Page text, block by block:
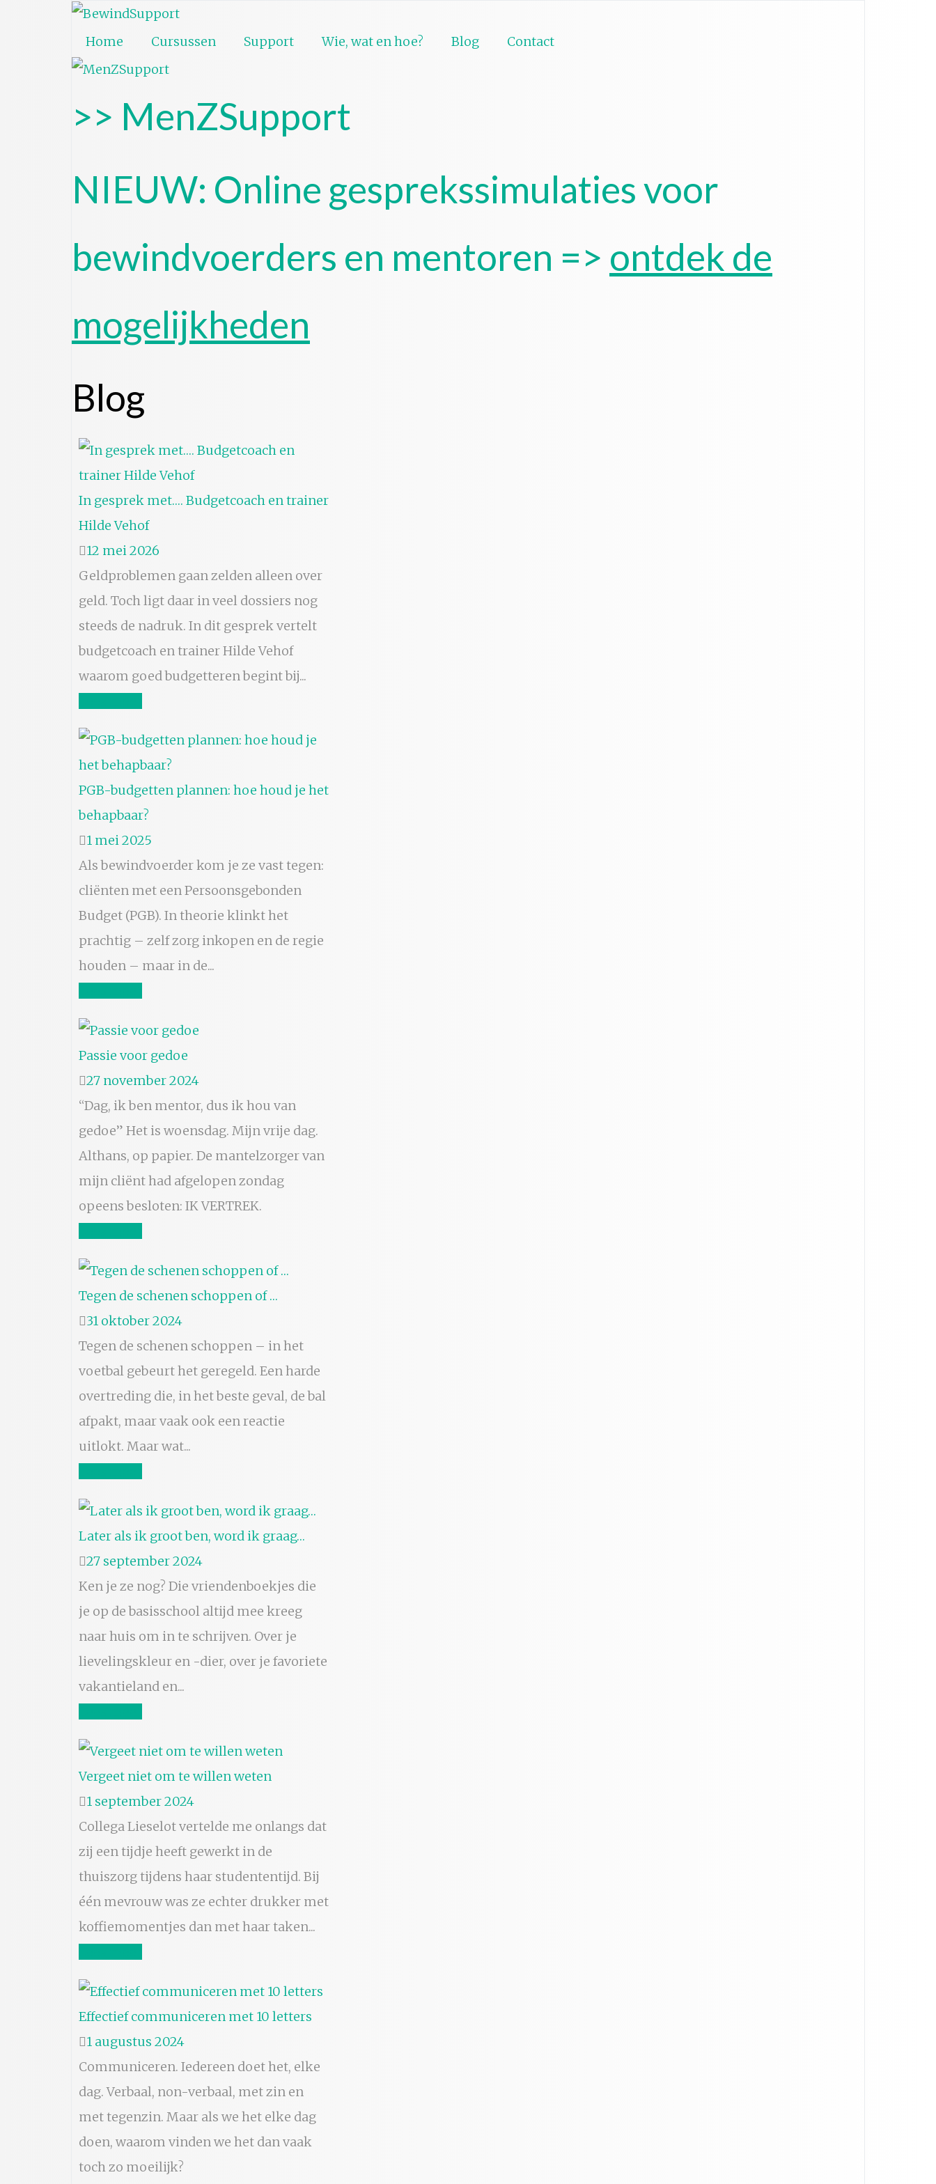
Home Cursussen Support Wie, wat en hoe? Blog Contact
>> MenZSupport
NIEUW: Online gesprekssimulaties voor
bewindvoerders en mentoren => ontdek de
mogelijkheden
Blog
In gesprek met…. Budgetcoach en trainer
Hilde Vehof
12 mei 2026
Geldproblemen gaan zelden alleen over
geld. Toch ligt daar in veel dossiers nog
steeds de nadruk. In dit gesprek vertelt
budgetcoach en trainer Hilde Vehof
waarom goed budgetteren begint bij...
PGB-budgetten plannen: hoe houd je het
behapbaar?
1 mei 2025
Als bewindvoerder kom je ze vast tegen:
cliënten met een Persoonsgebonden
Budget (PGB). In theorie klinkt het
prachtig – zelf zorg inkopen en de regie
houden – maar in de...
Passie voor gedoe
27 november 2024
“Dag, ik ben mentor, dus ik hou van
gedoe” Het is woensdag. Mijn vrije dag.
Althans, op papier. De mantelzorger van
mijn cliënt had afgelopen zondag
opeens besloten: IK VERTREK.
Tegen de schenen schoppen of …
31 oktober 2024
Tegen de schenen schoppen – in het
voetbal gebeurt het geregeld. Een harde
overtreding die, in het beste geval, de bal
afpakt, maar vaak ook een reactie
uitlokt. Maar wat...
Later als ik groot ben, word ik graag…
27 september 2024
Ken je ze nog? Die vriendenboekjes die
je op de basisschool altijd mee kreeg
naar huis om in te schrijven. Over je
lievelingskleur en -dier, over je favoriete
vakantieland en...
Vergeet niet om te willen weten
1 september 2024
Collega Lieselot vertelde me onlangs dat
zij een tijdje heeft gewerkt in de
thuiszorg tijdens haar studententijd. Bij
één mevrouw was ze echter drukker met
koffiemomentjes dan met haar taken...
Effectief communiceren met 10 letters
1 augustus 2024
Communiceren. Iedereen doet het, elke
dag. Verbaal, non-verbaal, met zin en
met tegenzin. Maar als we het elke dag
doen, waarom vinden we het dan vaak
toch zo moeilijk?